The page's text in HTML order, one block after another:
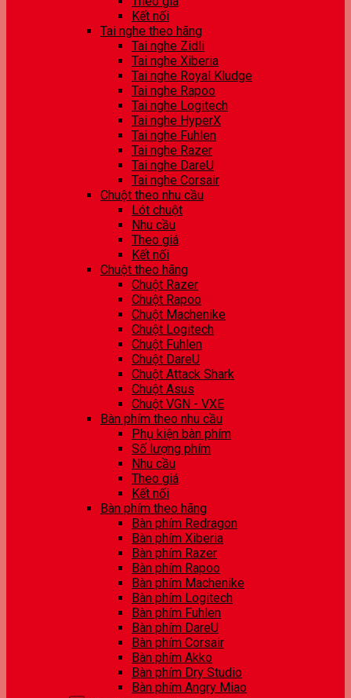
Kết nối
Tai nghe theo hãng
Tai nghe Zidli
Tai nghe Xiberia
Tai nghe Royal Kludge
Tai nghe Rapoo
Tai nghe Logitech
Tai nghe HyperX
Tai nghe Fuhlen
Tai nghe Razer
Tai nghe DareU
Tai nghe Corsair
Chuột theo nhu cầu
Lót chuột
Nhu cầu
Theo giá
Kết nối
Chuột theo hãng
Chuột Razer
Chuột Rapoo
Chuột Machenike
Chuột Logitech
Chuột Fuhlen
Chuột DareU
Chuột Attack Shark
Chuột Asus
Chuột VGN - VXE
Bàn phím theo nhu cầu
Phụ kiện bàn phím
Số lượng phím
Nhu cầu
Theo giá
Kết nối
Bàn phím theo hãng
Bàn phím Redragon
Bàn phím Xiberia
Bàn phím Razer
Bàn phím Rapoo
Bàn phím Machenike
Bàn phím Logitech
Bàn phím Fuhlen
Bàn phím DareU
Bàn phím Corsair
Bàn phím Akko
Bàn phím Dry Studio
Bàn phím Angry Miao